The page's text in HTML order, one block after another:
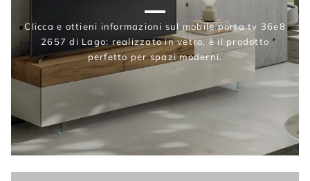
Clicca e ottieni informazioni sul mobile porta tv 36e8
2657 di Lago: realizzato in vetro, è il prodotto
perfetto per spazi moderni.